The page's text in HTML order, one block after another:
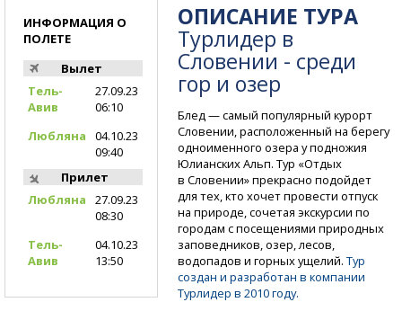
ОПИСАНИЕ ТУРА
Турлидер в
Словении - среди
гор и озер
Блед — самый популярный курорт
Словении, расположенный на берегу
одноименного озера у подножия
Юлианских Альп. Тур «Отдых
в Словении» прекрасно подойдет
для тех, кто хочет провести отпуск
на природе, сочетая экскурсии по
городам с посещениями природных
заповедников, озер, лесов,
водопадов и горных ущелий. Тур
создан и разработан в компании
Турлидер в 2010 году.
ИНФОРМАЦИЯ О
ПОЛЕТЕ
Вылет
Тель-
Авив
27.09.23
06:10
Любляна
04.10.23
09:40
Прилет
Любляна
27.09.23
08:30
Тель-
Авив
04.10.23
13:50